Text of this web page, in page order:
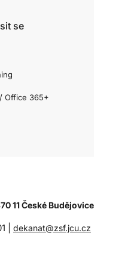
se
Office 365+
11 České Budějovice
|dekanat@zsf.jcu.cz